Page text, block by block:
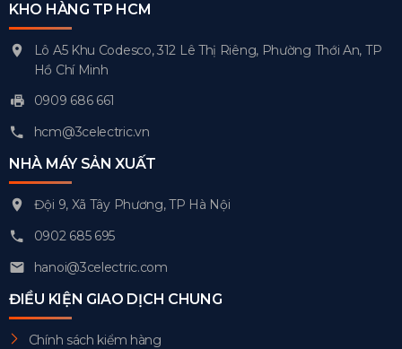
KHO HÀNG TP HCM
Lô A5 Khu Codesco, 312 Lê Thị Riêng, Phường Thới An, TP
Hồ Chí Minh
0909 686 661
hcm@3celectric.vn
NHÀ MÁY SẢN XUẤT
Đội 9, Xã Tây Phương, TP Hà Nội
0902 685 695
hanoi@3celectric.com
ĐIỀU KIỆN GIAO DỊCH CHUNG
Chính sách kiểm hàng